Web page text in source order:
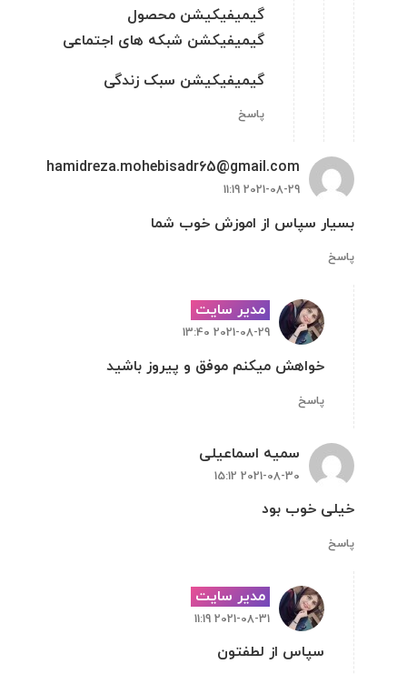
گیمیفیکیشن محصول
گیمیفیکشن شبکه های اجتماعی
گیمیفیکیشن سبک زندگی
پاسخ
hamidreza.mohebisadr65@gmail.com
2021-08-29 11:19
بسیار سپاس از اموزش خوب شما
پاسخ
مدیر سایت
2021-08-29 13:40
خواهش میکنم موفق و پیروز باشید
پاسخ
سمیه اسماعیلی
2021-08-30 15:12
خیلی خوب بود
پاسخ
مدیر سایت
2021-08-31 11:19
سپاس از لطفتون